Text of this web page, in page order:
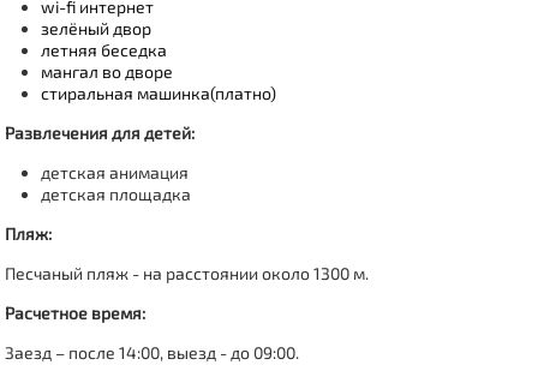
wi-fi интернет
зелёный двор
летняя беседка
мангал во дворе
стиральная машинка(платно)
Развлечения для детей:
детская анимация
детская площадка
Пляж:
Песчаный пляж - на расстоянии около 1300 м.
Расчетное время:
Заезд – после 14:00, выезд - до 09:00.